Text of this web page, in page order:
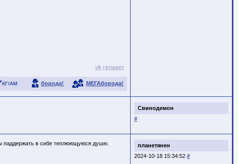
vk гетшеет
КГ/АМ борода! МЕГАборода!
Свинодемон
#
планетянен
2024-10-18 15:34:52 #
паддержать в сибе теплюющуюся душю.